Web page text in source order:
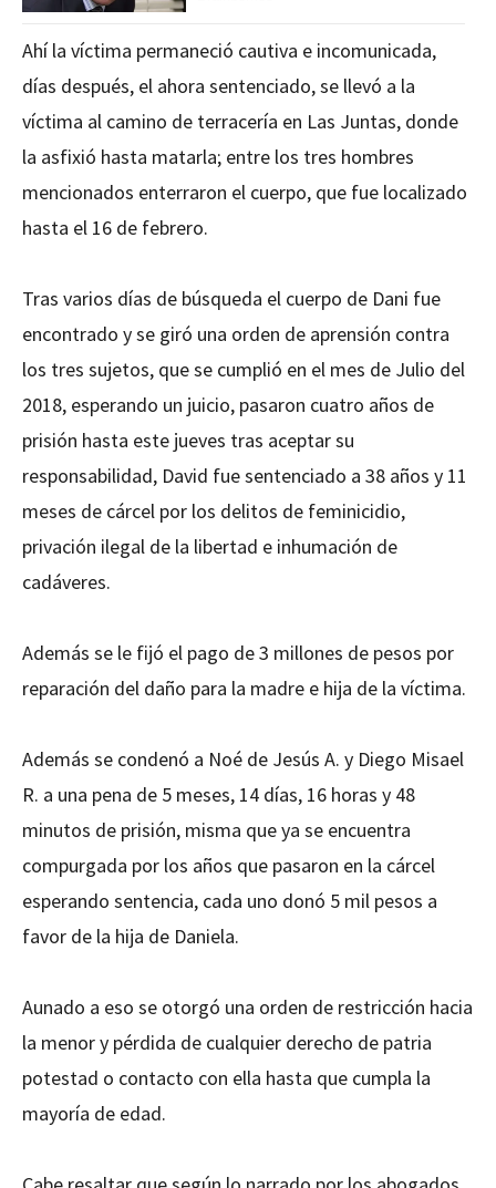
Ahí la víctima permaneció cautiva e incomunicada,
días después, el ahora sentenciado, se llevó a la
víctima al camino de terracería en Las Juntas, donde
la asfixió hasta matarla; entre los tres hombres
mencionados enterraron el cuerpo, que fue localizado
hasta el 16 de febrero.
Tras varios días de búsqueda el cuerpo de Dani fue
encontrado y se giró una orden de aprensión contra
los tres sujetos, que se cumplió en el mes de Julio del
2018, esperando un juicio, pasaron cuatro años de
prisión hasta este jueves tras aceptar su
responsabilidad, David fue sentenciado a 38 años y 11
meses de cárcel por los delitos de feminicidio,
privación ilegal de la libertad e inhumación de
cadáveres.
Además se le fijó el pago de 3 millones de pesos por
reparación del daño para la madre e hija de la víctima.
Además se condenó a Noé de Jesús A. y Diego Misael
R. a una pena de 5 meses, 14 días, 16 horas y 48
minutos de prisión, misma que ya se encuentra
compurgada por los años que pasaron en la cárcel
esperando sentencia, cada uno donó 5 mil pesos a
favor de la hija de Daniela.
Aunado a eso se otorgó una orden de restricción hacia
la menor y pérdida de cualquier derecho de patria
potestad o contacto con ella hasta que cumpla la
mayoría de edad.